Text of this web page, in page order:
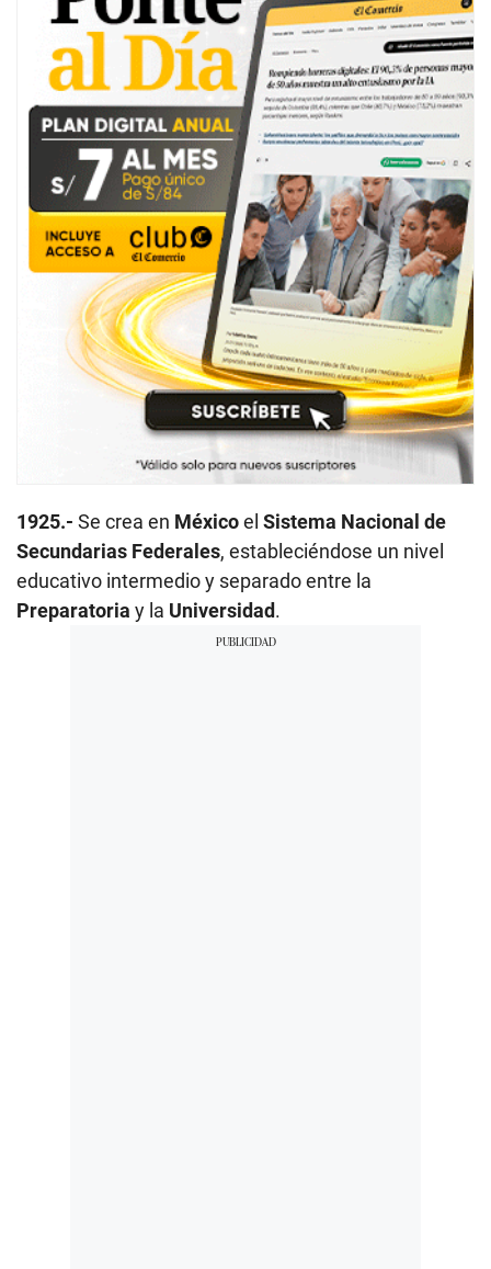
1925.- Se crea en Méxicoel Sistema Nacional de
Secundarias Federales, estableciéndose un nivel
educativo intermedio y separado entre la
Preparatoria y la Universidad.